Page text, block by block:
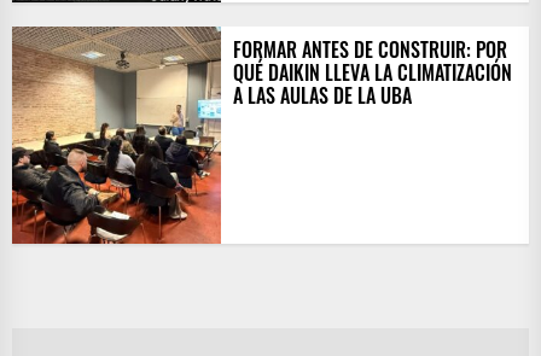
FORMAR ANTES DE CONSTRUIR: POR
QUÉ DAIKIN LLEVA LA CLIMATIZACIÓN
A LAS AULAS DE LA UBA